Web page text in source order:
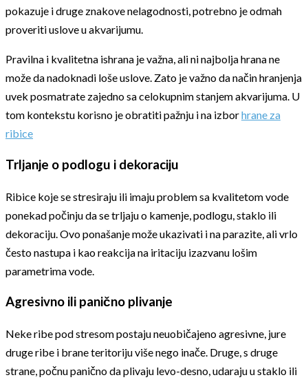
pokazuje i druge znakove nelagodnosti, potrebno je odmah
proveriti uslove u akvarijumu.
Pravilna i kvalitetna ishrana je važna, ali ni najbolja hrana ne
može da nadoknadi loše uslove. Zato je važno da način hranjenja
uvek posmatrate zajedno sa celokupnim stanjem akvarijuma. U
tom kontekstu korisno je obratiti pažnju i na izborhrane za
ribice
Trljanje o podlogu i dekoraciju
Ribice koje se stresiraju ili imaju problem sa kvalitetom vode
ponekad počinju da se trljaju o kamenje, podlogu, staklo ili
dekoraciju. Ovo ponašanje može ukazivati i na parazite, ali vrlo
često nastupa i kao reakcija na iritaciju izazvanu lošim
parametrima vode.
Agresivno ili panično plivanje
Neke ribe pod stresom postaju neuobičajeno agresivne, jure
druge ribe i brane teritoriju više nego inače. Druge, s druge
strane, počnu panično da plivaju levo-desno, udaraju u staklo ili